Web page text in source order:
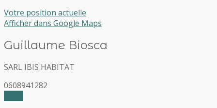
Votre position actuelle
Afficher dans Google Maps
Guillaume Biosca
SARL IBIS HABITAT
0608941282